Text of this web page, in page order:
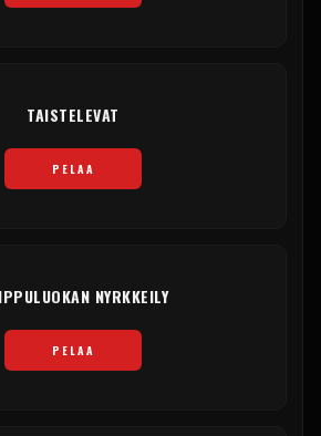
TAISTELEVAT
PELAA
NYRKKEILY
PELAA